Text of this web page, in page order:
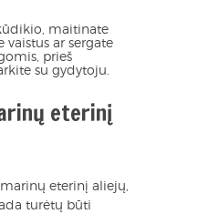
maitinate
vaistus ar sergate
prieš
su gydytoju.
eterinį
eterinį aliejų,
turėtų būti